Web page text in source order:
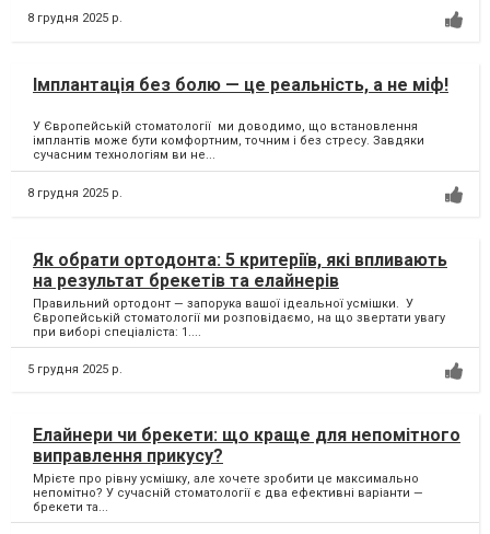
8 грудня 2025 р.
Імплантація без болю — це реальність, а не міф!
У Європейській стоматології ми доводимо, що встановлення
імплантів може бути комфортним, точним і без стресу. Завдяки
сучасним технологіям ви не...
8 грудня 2025 р.
Як обрати ортодонта: 5 критеріїв, які впливають
на результат брекетів та елайнерів
Правильний ортодонт — запорука вашої ідеальної усмішки. У
Європейській стоматології ми розповідаємо, на що звертати увагу
при виборі спеціаліста: 1....
5 грудня 2025 р.
Елайнери чи брекети: що краще для непомітного
виправлення прикусу?
Мрієте про рівну усмішку, але хочете зробити це максимально
непомітно? У сучасній стоматології є два ефективні варіанти —
брекети та...